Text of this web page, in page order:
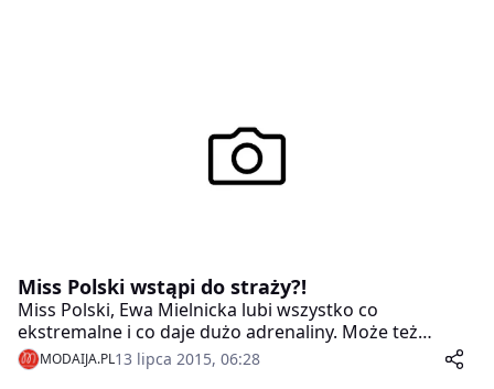
Miss Polski wstąpi do straży?!
Miss Polski, Ewa Mielnicka lubi wszystko co
ekstremalne i co daje dużo adrenaliny. Może też
zazdrościła bohaterom serialu „Strażacy” i zgodziła się
wspierać Straż Pożarną w całym kraju.
MODAIJA.PL13 lipca 2015, 06:28